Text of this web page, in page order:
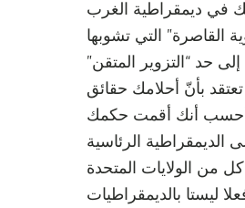
في ديمقراطية الغرب
القاصرة” التي تشوبها
حد “التزوير المتقن”
تعتقد بأنّ أحلامك حقائق
أحسب أنك أقمت حكمك
الديمقراطية الرئاسية
من الولايات المتحدة
ليستا بالديمقراطيات